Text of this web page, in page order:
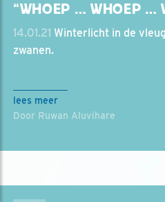
“WHOEP … WHOEP …
14.01.21 Winterlicht in de
zwanen.
lees meer
Door Ruwan Aluvihare